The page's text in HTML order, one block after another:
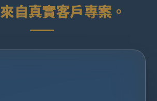
來自真實客戶專案。